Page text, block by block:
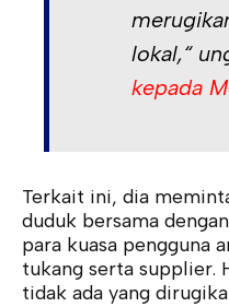
lokal,“
kepada
Terkait ini, dia
duduk bersama
para kuasa pengguna
tukang serta supplier.
tidak ada yang